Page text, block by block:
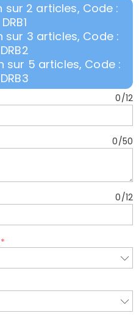
sur 2 articles, Code :
DRB1
sur 3 articles, Code :
DRB2
sur 5 articles, Code :
DRB3
0/12
0/50
0/12
*